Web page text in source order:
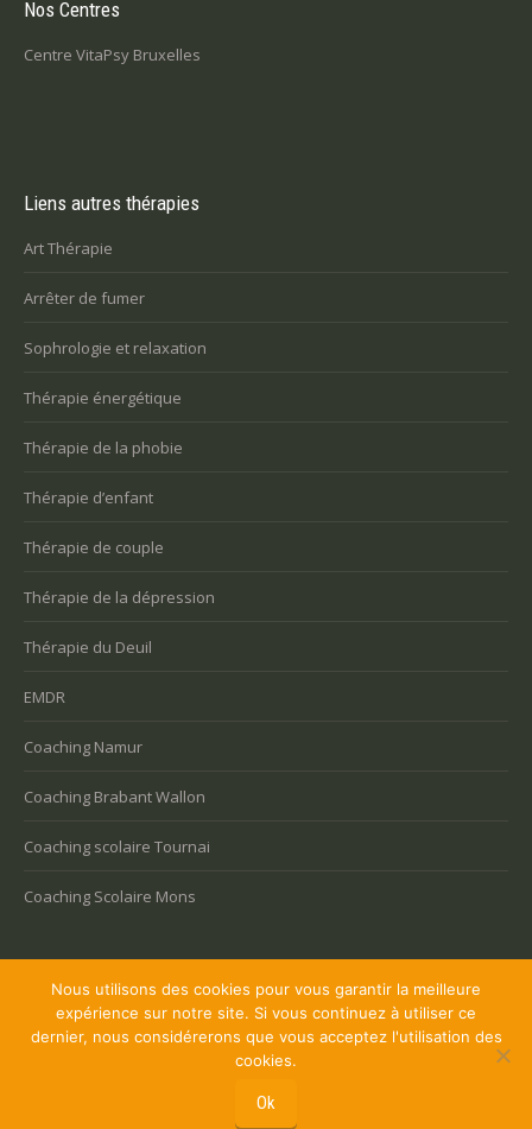
Nos Centres
Centre VitaPsy Bruxelles
Liens autres thérapies
Art Thérapie
Arrêter de fumer
Sophrologie et relaxation
Thérapie énergétique
Thérapie de la phobie
Thérapie d’enfant
Thérapie de couple
Thérapie de la dépression
Thérapie du Deuil
EMDR
Coaching Namur
Coaching Brabant Wallon
Coaching scolaire Tournai
Coaching Scolaire Mons
Copyright © 2026 Coaching Bruxelles, tous droits réservés.
Privium – Des services qui soutiennent vos soins. Pour
RGPD - Politique de Protection de la Vie Privée
Nous utilisons des cookies pour vous garantir la meilleure
expérience sur notre site. Si vous continuez à utiliser ce
dernier, nous considérerons que vous acceptez l'utilisation des
cookies.
Ok